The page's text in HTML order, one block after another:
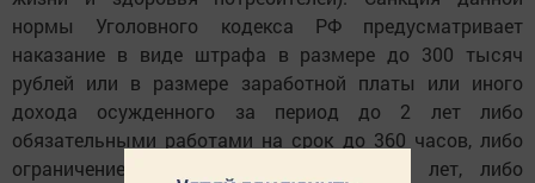
нормы Уголовного кодекса РФ предусматривает
наказание в виде штрафа в размере до 300 тысяч
рублей или в размере заработной платы или иного
дохода осужденного за период до 2 лет либо
обязательными работами на срок до 360 часов, либо
ограничением свободы на срок до 2 лет, либо